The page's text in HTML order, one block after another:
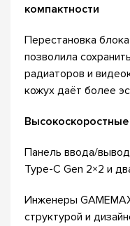
компактности
Перестановка
позволила
радиаторов и
кожух даёт более
Панель ввода/
Type-C Gen 2×2 и
Инженеры
структурой и